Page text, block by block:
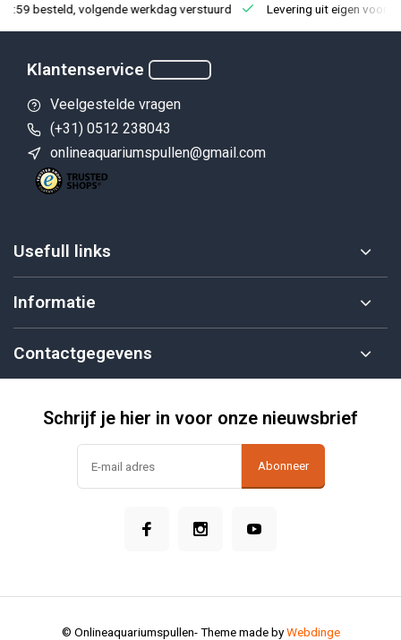
besteld, volgende werkdag verstuurd Levering uit eigen
Klantenservice
Veelgestelde vragen
(+31) 0512 238043
onlineaquariumspullen@gmail.com
Usefull links
Informatie
Contactgegevens
Schrijf je hier in voor onze nieuwsbrief
Abonneer
© Onlineaquariumspullen- Theme made byWebdinge